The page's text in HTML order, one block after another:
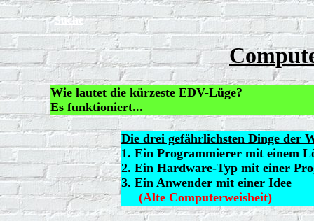
Suche
Wie lautet die kürzeste EDV-Lüge?
Es funktioniert...
Die drei gefährlichsten Dinge der
1. Ein Programmierer mit einem
2. Ein Hardware-Typ mit einer
3. Ein Anwender mit einer Idee
(Alte Computerweisheit)